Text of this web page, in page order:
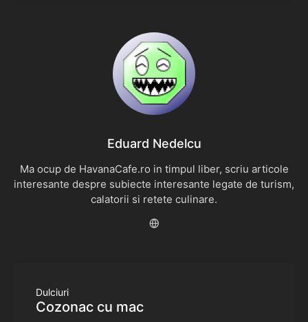
Eduard Nedelcu
Ma ocup de HavanaCafe.ro in timpul liber, scriu articole
interesante despre subiecte interesante legate de turism,
calatorii si retete culinare.
Dulciuri
Cozonac cu mac